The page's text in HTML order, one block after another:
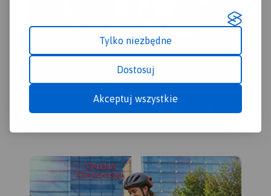
Tylko niezbędne
Dostosuj
Akceptuj wszystkie